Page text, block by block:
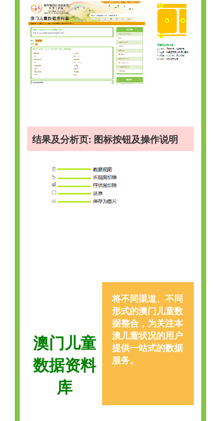
结果及分析页: 图标按钮及操作说明
澳门儿童
数据资料
库
将不同渠道、不同
形式的澳门儿童数
据整合，为关注本
澳儿童状况的用户
提供一站式的数据
服务。